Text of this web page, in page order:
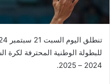
للبطولة الوطنية المحترفة لكرة
2024 – 2025.